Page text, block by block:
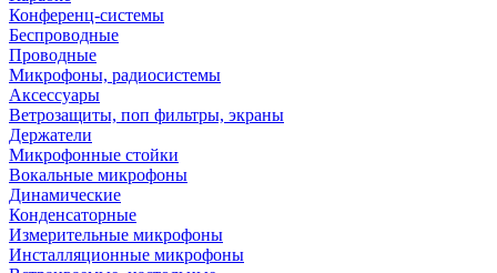
Конференц-системы
Беспроводные
Проводные
Микрофоны, радиосистемы
Аксессуары
Ветрозащиты, поп фильтры, экраны
Держатели
Микрофонные стойки
Вокальные микрофоны
Динамические
Конденсаторные
Измерительные микрофоны
Инсталляционные микрофоны